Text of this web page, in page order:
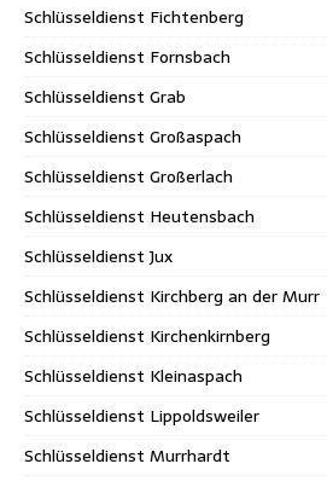
Schlüsseldienst Fichtenberg
Schlüsseldienst Fornsbach
Schlüsseldienst Grab
Schlüsseldienst Großaspach
Schlüsseldienst Großerlach
Schlüsseldienst Heutensbach
Schlüsseldienst Jux
Schlüsseldienst Kirchberg an der Murr
Schlüsseldienst Kirchenkirnberg
Schlüsseldienst Kleinaspach
Schlüsseldienst Lippoldsweiler
Schlüsseldienst Murrhardt